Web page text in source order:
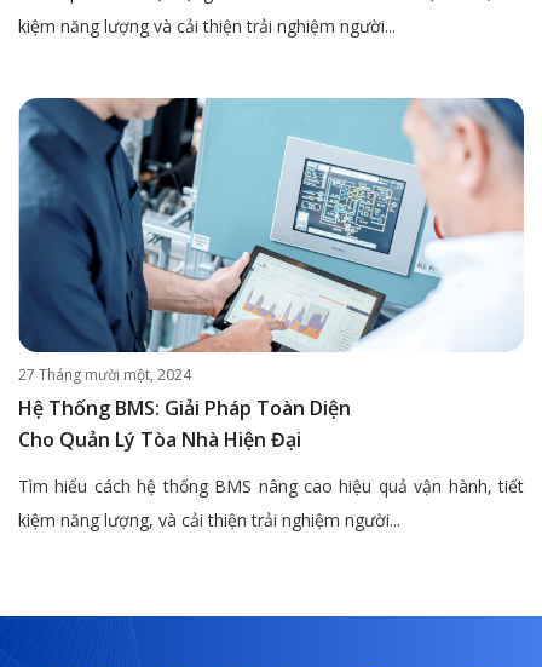
kiệm năng lượng và cải thiện trải nghiệm người...
27 Tháng mười một, 2024
Hệ Thống BMS: Giải Pháp Toàn Diện
Cho Quản Lý Tòa Nhà Hiện Đại
Tìm hiểu cách hệ thống BMS nâng cao hiệu quả vận hành, tiết
kiệm năng lượng, và cải thiện trải nghiệm người...